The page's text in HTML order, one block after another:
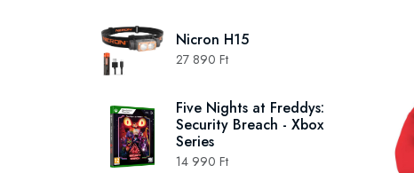
Nicron H15
27 890 Ft
Five Nights at Freddys:
Security Breach - Xbox
Series
14 990 Ft